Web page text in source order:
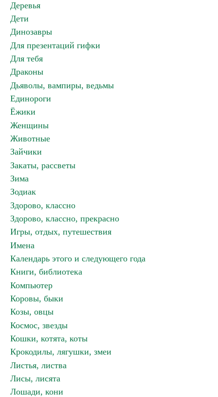
Деревья
Дети
Динозавры
Для презентаций гифки
Для тебя
Драконы
Дьяволы, вампиры, ведьмы
Единороги
Ёжики
Женщины
Животные
Зайчики
Закаты, рассветы
Зима
Зодиак
Здорово, классно
Здорово, классно, прекрасно
Игры, отдых, путешествия
Имена
Календарь этого и следующего года
Книги, библиотека
Компьютер
Коровы, быки
Козы, овцы
Космос, звезды
Кошки, котята, коты
Крокодилы, лягушки, змеи
Листья, листва
Лисы, лисята
Лошади, кони